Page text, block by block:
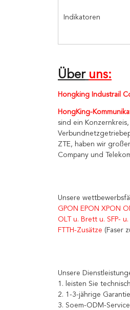
Indikatoren
Über uns:
Hongking Industrail
HongKing-
sind ein
ZTE, haben wir
Company und
Unsere
GPON EPON XPON
OLT u. Brett u. SFP-
FTTH-Zusätze (Faser
Unsere
1. leisten Sie
2. 1-3-jährige
3. Soem-ODM-